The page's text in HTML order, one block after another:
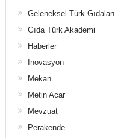
Geleneksel Türk Gıdaları
Gıda Türk Akademi
Haberler
İnovasyon
Mekan
Metin Acar
Mevzuat
Perakende